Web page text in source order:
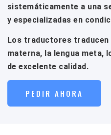
sistemáticamente a una
y especializadas en
Los traductores traducen
materna, la lengua meta,
de excelente calidad.
PEDIR AHORA